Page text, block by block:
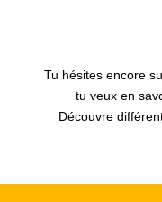
Tu hésites encore
tu veux en
Découvre